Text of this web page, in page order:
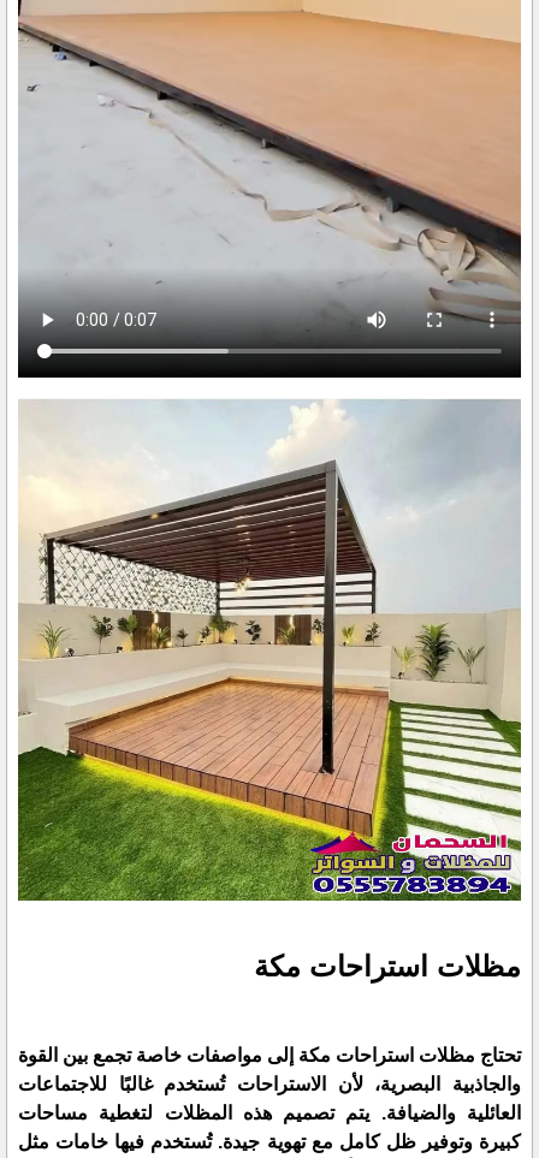
مظلات استراحات مكة
تحتاج مظلات استراحات مكة إلى مواصفات خاصة تجمع بين القوة
والجاذبية البصرية، لأن الاستراحات تُستخدم غالبًا للاجتماعات
العائلية والضيافة. يتم تصميم هذه المظلات لتغطية مساحات
كبيرة وتوفير ظل كامل مع تهوية جيدة. تُستخدم فيها خامات مثل